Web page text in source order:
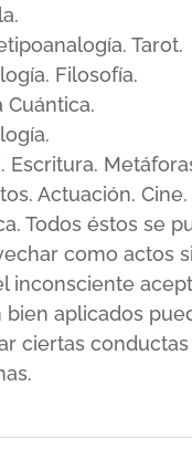
Tarot.
Filosofía.
Cuántica.
Escritura.
Actuación. Cine.
Todos éstos se
como actos
inconsciente
bien aplicados
ciertas